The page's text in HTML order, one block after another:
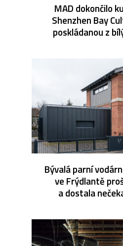
MAD dokončilo
Shenzhen Bay
poskládanou z
Bývalá parní
ve Frýdlantě
a dostala